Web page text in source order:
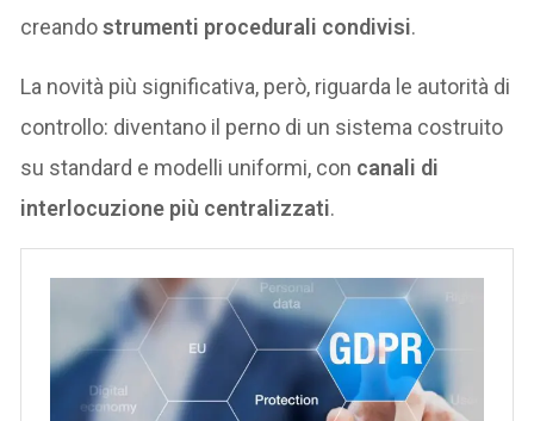
creandostrumenti procedurali condivisi.
La novità più significativa, però, riguarda le autorità di
controllo: diventano il perno di un sistema costruito
su standard e modelli uniformi, con canali di
interlocuzione più centralizzati.